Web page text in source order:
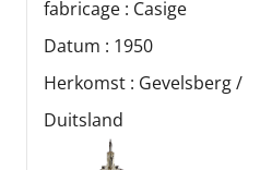
fabricage : Casige
Datum : 1950
Herkomst : Gevelsberg /
Duitsland